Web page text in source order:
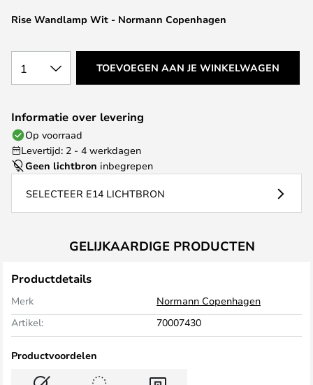
gallerij
Rise Wandlamp Wit - Normann Copenhagen
1 TOEVOEGEN AAN JE WINKELWAGEN
Informatie over levering
Op voorraad
Levertijd: 2 - 4 werkdagen
Geen lichtbron inbegrepen
SELECTEER E14 LICHTBRON
GELIJKAARDIGE PRODUCTEN
Productdetails
Merk
Normann Copenhagen
Artikel:
70007430
Productvoordelen